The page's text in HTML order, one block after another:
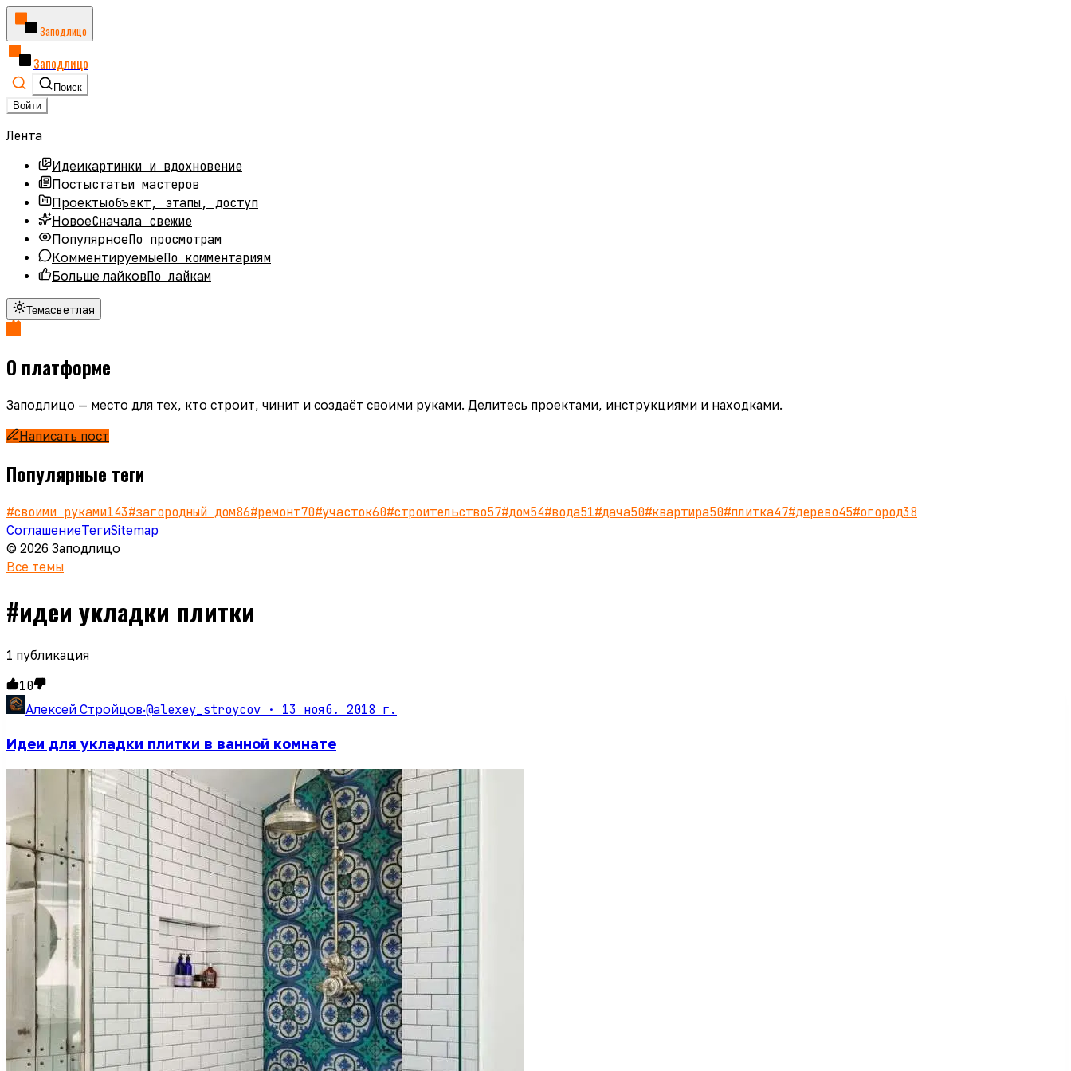
Заподлицо
Заподлицо
Поиск
Войти
Лента
Идеикартинки и вдохновение
Постыстатьи мастеров
Проектыобъект, этапы, доступ
НовоеСначала свежие
ПопулярноеПо просмотрам
КомментируемыеПо комментариям
Больше лайковПо лайкам
Темасветлая
О платформе
Заподлицо — место для тех, кто строит, чинит и создаёт своими руками. Делитесь проектами, инструкциями и находками.
Написать пост
Популярные теги
#своими руками143#загородный дом86#ремонт70#участок60#строительство57#дом54#вода51#дача50#квартира50#плитка47#дерево45#огород38
СоглашениеТегиSitemap
© 2026 Заподлицо
Все темы
#идеи укладки плитки
1 публикация
10
Алексей Стройцов·@alexey_stroycov · 13 нояб. 2018 г.
Идеи для укладки плитки в ванной комнате